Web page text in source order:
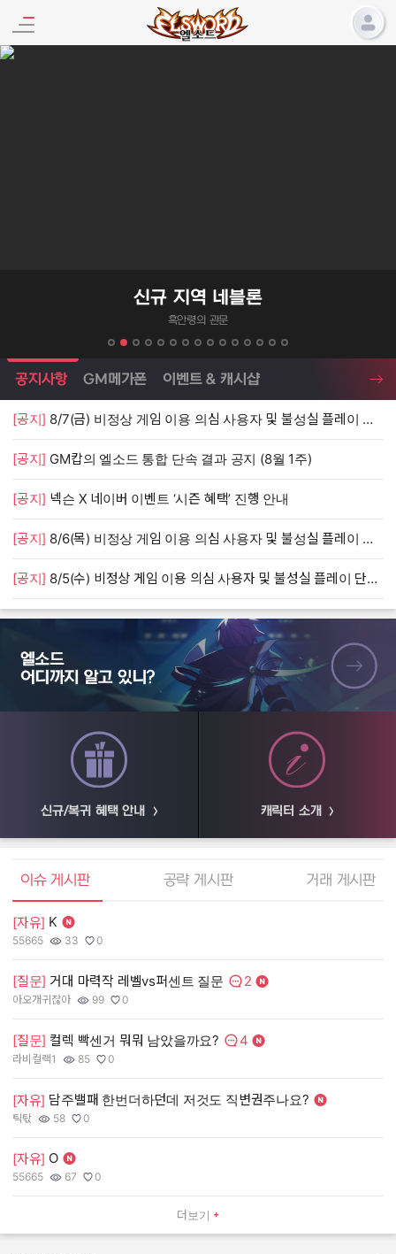
엘소드 프로모션
신규 지역 네블론
흑안령의 관문
엘소드 소식
공지사항 GM메가폰 이벤트 & 캐시샵
[공지] 8/7(금) 비정상 게임 이용 의심 사용자 및 불성실 플레이 단속 안내
[공지] GM캅의 엘소드 통합 단속 결과 공지 (8월 1주)
[공지] 넥슨 X 네이버 이벤트 ‘시즌 혜택’ 진행 안내
[공지] 8/6(목) 비정상 게임 이용 의심 사용자 및 불성실 플레이 단속 안내
[공지] 8/5(수) 비정상 게임 이용 의심 사용자 및 불성실 플레이 단속 안내
엘소드 어디까지 알고 있니?
신규/복귀 혜택 안내 캐릭터 소개
엘소드 커뮤니티
이슈 게시판 공략 게시판 거래 게시판
더보기
[자유] K
작성자:
55665
조회수:
33
추천수:
0
[질문] 거대 마력작 레벨vs퍼센트 질문 댓글수:
2
작성자:
아오개귀찮아
조회수:
99
추천수:
0
[질문] 컬렉 빡센거 뭐뭐 남았을까요? 댓글수:
4
작성자:
라비컬랙1
조회수:
85
추천수:
0
[자유] 담주밸패 한번더하던데 저것도 직변권주나요?
작성자:
틱탃
조회수:
58
추천수:
0
[자유] O
작성자:
55665
조회수:
67
추천수:
0